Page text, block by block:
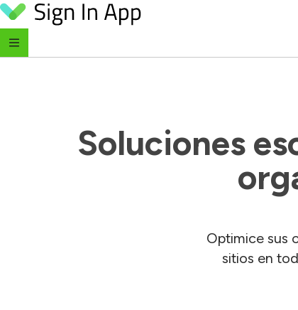
Skip to content
Soluciones
Optimice sus
sitios en